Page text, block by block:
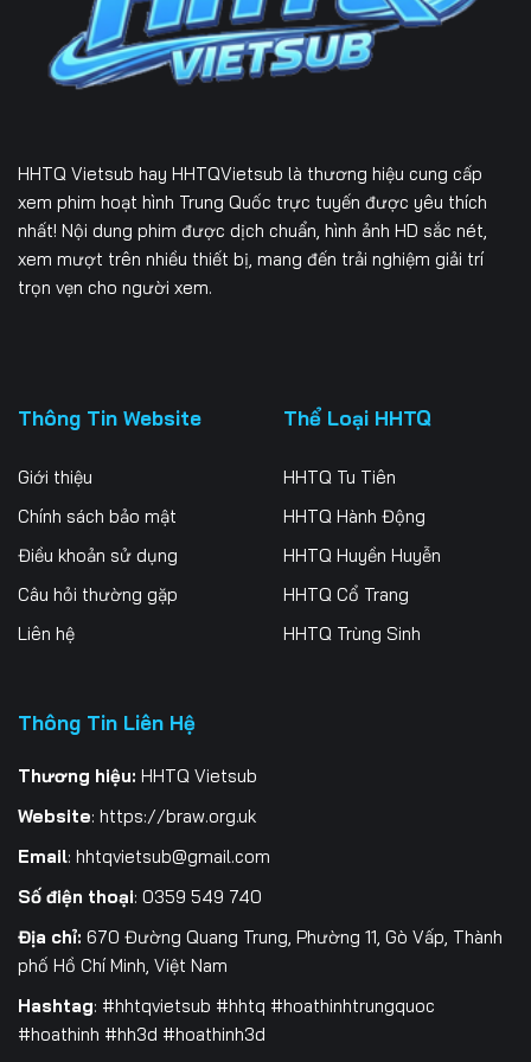
Tập 171 Tập 172 Tập 173
Tập 174
Tập 180 Tập 181 Tập 182
Tập 183 Tập 184 Tập 185
Tập 186
Tập 192 Tập 194
Tập 198 Tập 199 Tập 200
Tập 201 Tập 202 Tập 203
Tập 210
Tập 213 Tập 214
Tập 216 Tập 217
Tập 222 Tập 223 Tập 224
Tập 225 Tập 226
Tập 228 Tập 229
HHTQ Vietsub hay HHTQVietsub là thương hiệu cung cấp
xem phim hoạt hình Trung Quốc trực tuyến được yêu thích
nhất! Nội dung phim được dịch chuẩn, hình ảnh HD sắc nét,
xem mượt trên nhiều thiết bị, mang đến trải nghiệm giải trí
trọn vẹn cho người xem.
Thông Tin Website
Giới thiệu
Chính sách bảo mật
Điều khoản sử dụng
Câu hỏi thường gặp
Liên hệ
Thể Loại HHTQ
HHTQ Tu Tiên
HHTQ Hành Động
HHTQ Huyền Huyễn
HHTQ Cổ Trang
HHTQ Trùng Sinh
Thông Tin Liên Hệ
Thương hiệu: HHTQ Vietsub
Website: https://braw.org.uk
Email: hhtqvietsub@gmail.com
Số điện thoại: 0359 549 740
Địa chỉ: 670 Đường Quang Trung, Phường 11, Gò Vấp, Thành
phố Hồ Chí Minh, Việt Nam
Hashtag: #hhtqvietsub #hhtq #hoathinhtrungquoc
#hoathinh #hh3d #hoathinh3d